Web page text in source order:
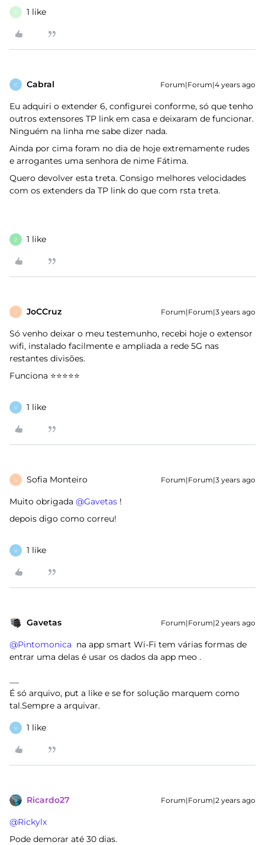
T 1 like
C Cabral Forum|Forum|4 years ago
Eu adquiri o extender 6, configurei conforme, só que tenho
outros extensores TP link em casa e deixaram de funcionar.
Ninguém na linha me sabe dizer nada.
Ainda por cima foram no dia de hoje extremamente rudes
e arrogantes uma senhora de nime Fátima.
Quero devolver esta treta. Consigo melhores velocidades
com os extenders da TP link do que com rsta treta.
Z 1 like
J JoCCruz Forum|Forum|3 years ago
Só venho deixar o meu testemunho, recebi hoje o extensor
wifi, instalado facilmente e ampliada a rede 5G nas
restantes divisões.
Funciona ⭐⭐⭐⭐⭐
V 1 like
S Sofia Monteiro Forum|Forum|3 years ago
Muito obrigada @Gavetas !
depois digo como correu!
V 1 like
Gavetas Forum|Forum|2 years ago
@Pintomonica na app smart Wi-Fi tem várias formas de
entrar uma delas é usar os dados da app meo .
É só arquivo, put a like e se for solução marquem como
tal.Sempre a arquivar.
V 1 like
Ricardo27 Forum|Forum|2 years ago
@Rickylx
Pode demorar até 30 dias.